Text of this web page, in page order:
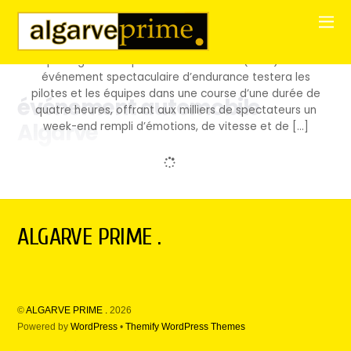
événement automobile
Algarve
Du 17 au 19 octobre 2024, le Circuit International de
l’Algarve, à Portimão, accueillera la manche finale du
prestigieux European Le Mans Series (ELMS). Cet
événement spectaculaire d’endurance testera les
pilotes et les équipes dans une course d’une durée de
quatre heures, offrant aux milliers de spectateurs un
week-end rempli d’émotions, de vitesse et de […]
ALGARVE PRIME .
©ALGARVE PRIME . 2026
Powered byWordPress •Themify WordPress Themes